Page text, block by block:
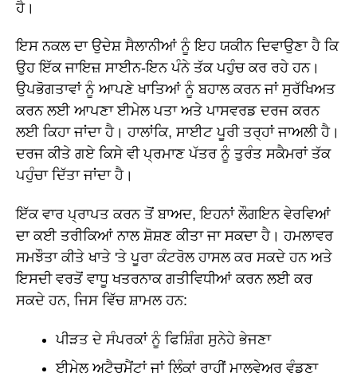
ਹੈ।
ਇਸ ਨਕਲ ਦਾ ਉਦੇਸ਼ ਸੈਲਾਨੀਆਂ ਨੂੰ ਇਹ ਯਕੀਨ ਦਿਵਾਉਣਾ ਹੈ ਕਿ
ਉਹ ਇੱਕ ਜਾਇਜ਼ ਸਾਈਨ-ਇਨ ਪੰਨੇ ਤੱਕ ਪਹੁੰਚ ਕਰ ਰਹੇ ਹਨ।
ਉਪਭੋਗਤਾਵਾਂ ਨੂੰ ਆਪਣੇ ਖਾਤਿਆਂ ਨੂੰ ਬਹਾਲ ਕਰਨ ਜਾਂ ਸੁਰੱਖਿਅਤ
ਕਰਨ ਲਈ ਆਪਣਾ ਈਮੇਲ ਪਤਾ ਅਤੇ ਪਾਸਵਰਡ ਦਰਜ ਕਰਨ
ਲਈ ਕਿਹਾ ਜਾਂਦਾ ਹੈ। ਹਾਲਾਂਕਿ, ਸਾਈਟ ਪੂਰੀ ਤਰ੍ਹਾਂ ਜਾਅਲੀ ਹੈ।
ਦਰਜ ਕੀਤੇ ਗਏ ਕਿਸੇ ਵੀ ਪ੍ਰਮਾਣ ਪੱਤਰ ਨੂੰ ਤੁਰੰਤ ਸਕੈਮਰਾਂ ਤੱਕ
ਪਹੁੰਚਾ ਦਿੱਤਾ ਜਾਂਦਾ ਹੈ।
ਇੱਕ ਵਾਰ ਪ੍ਰਾਪਤ ਕਰਨ ਤੋਂ ਬਾਅਦ, ਇਹਨਾਂ ਲੌਗਇਨ ਵੇਰਵਿਆਂ
ਦਾ ਕਈ ਤਰੀਕਿਆਂ ਨਾਲ ਸ਼ੋਸ਼ਣ ਕੀਤਾ ਜਾ ਸਕਦਾ ਹੈ। ਹਮਲਾਵਰ
ਸਮਝੌਤਾ ਕੀਤੇ ਖਾਤੇ 'ਤੇ ਪੂਰਾ ਕੰਟਰੋਲ ਹਾਸਲ ਕਰ ਸਕਦੇ ਹਨ ਅਤੇ
ਇਸਦੀ ਵਰਤੋਂ ਵਾਧੂ ਖਤਰਨਾਕ ਗਤੀਵਿਧੀਆਂ ਕਰਨ ਲਈ ਕਰ
ਸਕਦੇ ਹਨ, ਜਿਸ ਵਿੱਚ ਸ਼ਾਮਲ ਹਨ:
ਪੀੜਤ ਦੇ ਸੰਪਰਕਾਂ ਨੂੰ ਫਿਸ਼ਿੰਗ ਸੁਨੇਹੇ ਭੇਜਣਾ
ਈਮੇਲ ਅਟੈਚਮੈਂਟਾਂ ਜਾਂ ਲਿੰਕਾਂ ਰਾਹੀਂ ਮਾਲਵੇਅਰ ਵੰਡਣਾ